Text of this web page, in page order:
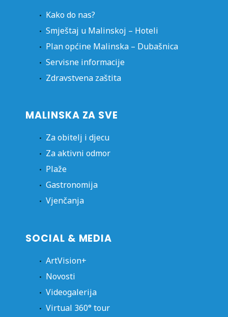
Kako do nas?
Smještaj u Malinskoj – Hoteli
Plan općine Malinska – Dubašnica
Servisne informacije
Zdravstvena zaštita
MALINSKA ZA SVE
Za obitelj i djecu
Za aktivni odmor
Plaže
Gastronomija
Vjenčanja
SOCIAL & MEDIA
ArtVision+
Novosti
Videogalerija
Virtual 360° tour